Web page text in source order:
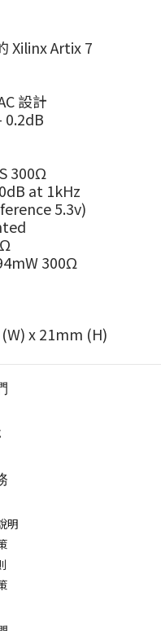
Xilinx Artix 7
設計
0.2dB
300Ω
at 1kHz
5.3v)
300Ω
x 21mm (H)
明